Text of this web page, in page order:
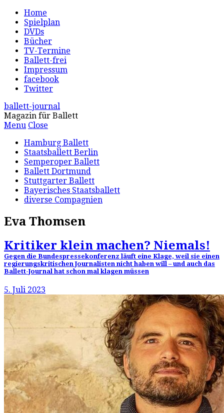
Home
Spielplan
DVDs
Bücher
TV-Termine
Ballett-frei
Impressum
facebook
Twitter
ballett-journal
Magazin für Ballett
Menu Close
Hamburg Ballett
Staatsballett Berlin
Semperoper Ballett
Ballett Dortmund
Stuttgarter Ballett
Bayerisches Staatsballett
diverse Compagnien
Eva Thomsen
Kritiker klein machen? Niemals!
Gegen die Bundespressekonferenz läuft eine Klage, weil sie einen
regierungskritischen Journalisten nicht haben will – und auch das
Ballett-Journal hat schon mal klagen müssen
5. Juli 2023